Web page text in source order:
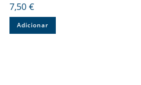
7,50 €
Adicionar